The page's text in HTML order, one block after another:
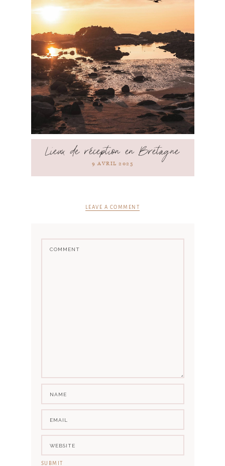
Lieux de réception en Bretagne
9 AVRIL 2025
LEAVE A COMMENT